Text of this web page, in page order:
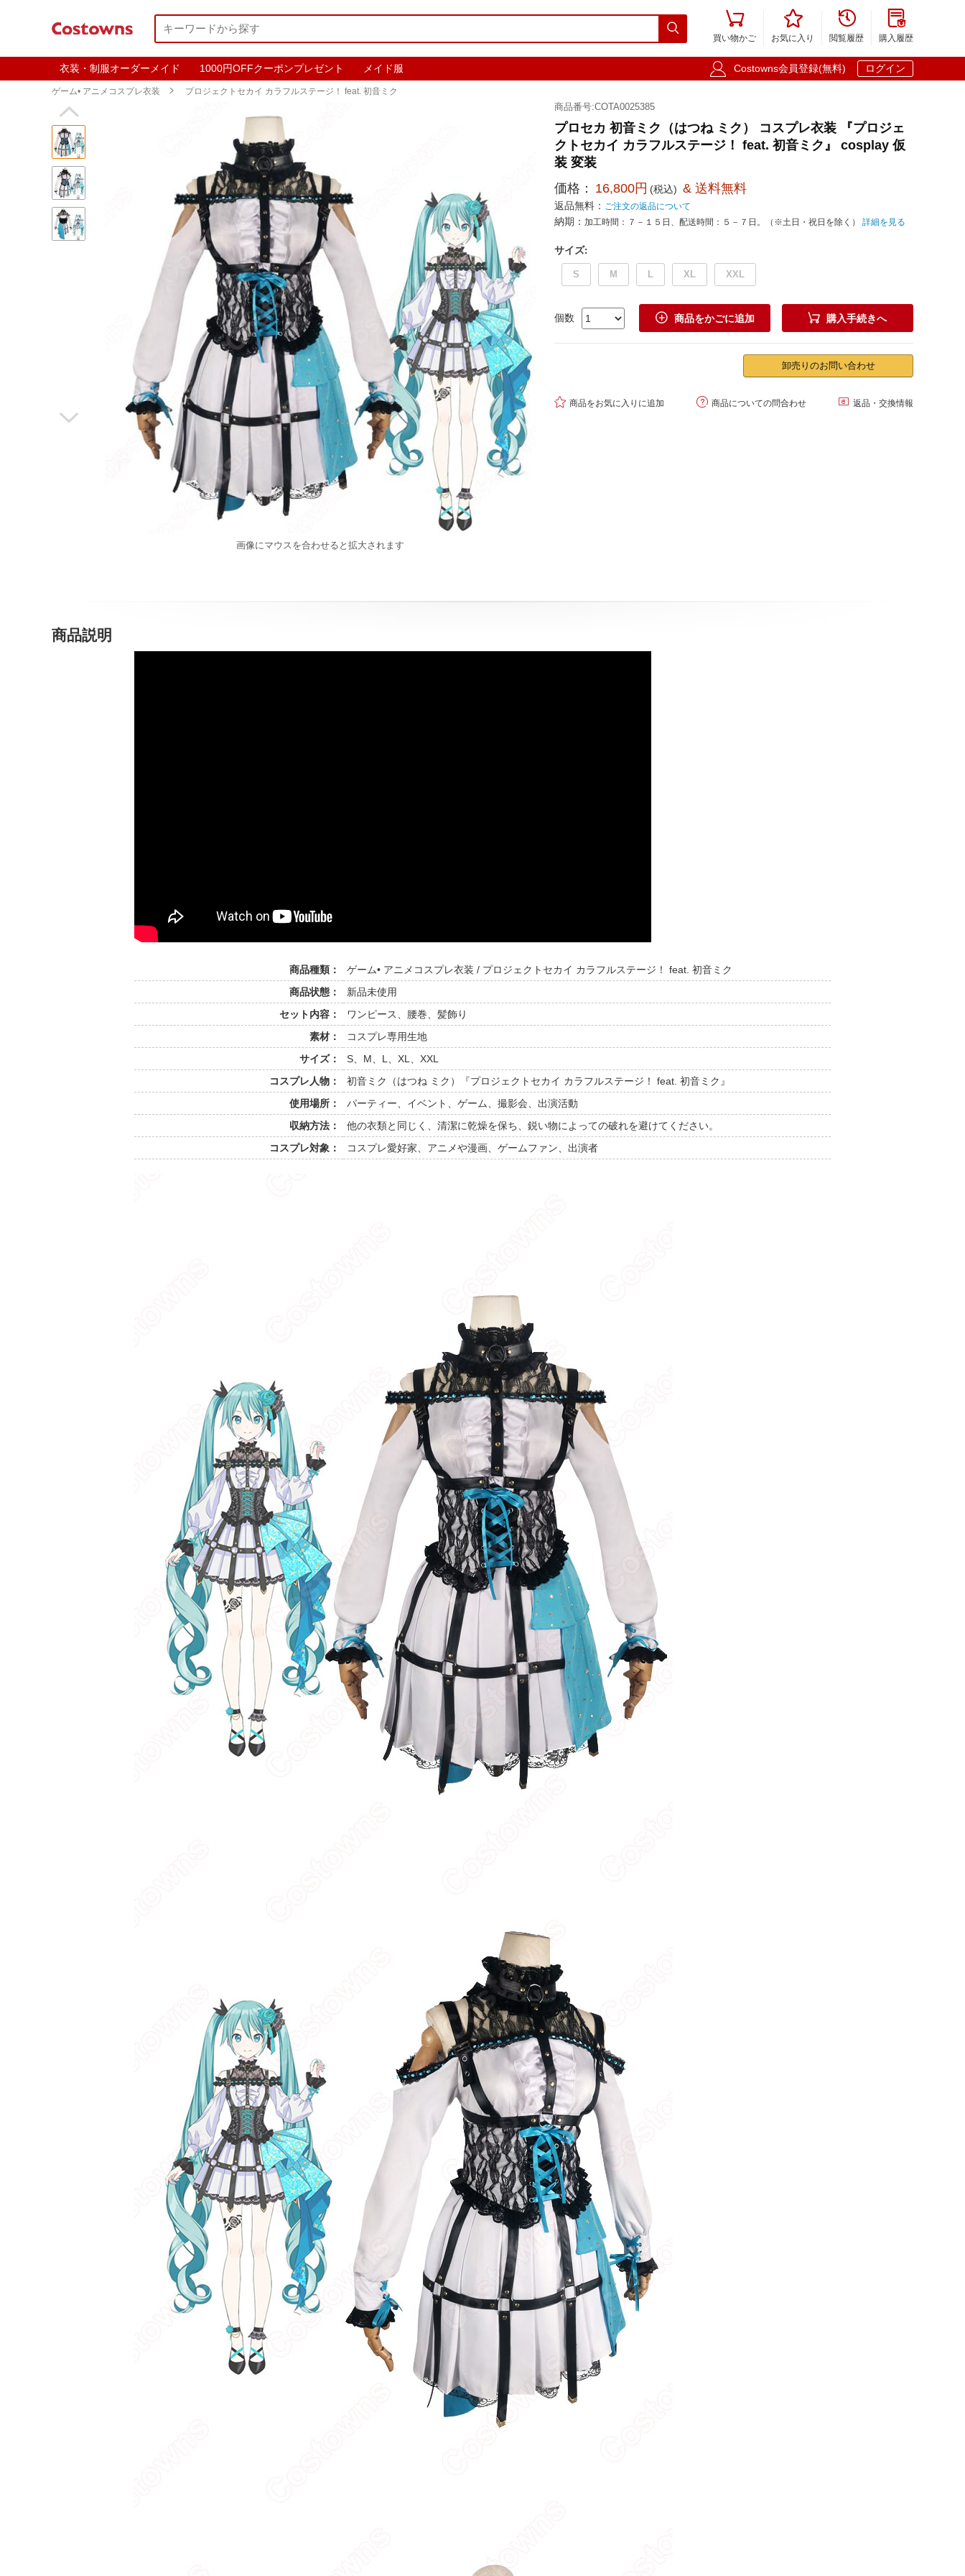


買い物かご

お気に入り

閲覧履歴

購入履歴
衣装・制服オーダーメイド 1000円OFFクーポンプレゼント メイド服  Costowns会員登録(無料) ログイン
ゲーム• アニメコスプレ衣装  プロジェクトセカイ カラフルステージ！ feat. 初音ミク


画像にマウスを合わせると拡大されます
商品番号:COTA0025385
プロセカ 初音ミク（はつね ミク） コスプレ衣装 『プロジェ
クトセカイ カラフルステージ！ feat. 初音ミク』 cosplay 仮
装 変装
価格： 16,800円 (税込) & 送料無料
返品無料： ご注文の返品について
納期： 加工時間：７－１５日、配送時間：５－７日。（※土日・祝日を除く） 詳細を見る
サイズ:
S M L XL XXL
個数  商品をかごに追加  購入手続きへ
卸売りのお問い合わせ
 商品をお気に入りに追加  商品についての問合わせ  返品・交換情報
商品説明
商品種類：
ゲーム• アニメコスプレ衣装 / プロジェクトセカイ カラフルステージ！ feat. 初音ミク
商品状態：
新品未使用
セット内容：
ワンピース、腰巻、髪飾り
素材：
コスプレ専用生地
サイズ：
S、M、L、XL、XXL
コスプレ人物：
初音ミク（はつね ミク）『プロジェクトセカイ カラフルステージ！ feat. 初音ミク』
使用場所：
パーティー、イベント、ゲーム、撮影会、出演活動
収納方法：
他の衣類と同じく、清潔に乾燥を保ち、鋭い物によっての破れを避けてください。
コスプレ対象：
コスプレ愛好家、アニメや漫画、ゲームファン、出演者